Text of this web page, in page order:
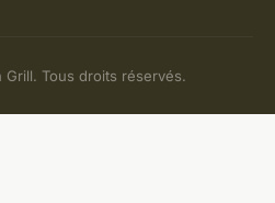
Tous droits réservés.